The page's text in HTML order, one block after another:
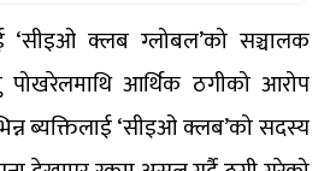
क्लब ग्लोबल’को सञ्चालक
पोखरेलमाथि आर्थिक ठगीको आरोप
ब्यक्तिलाई ‘सीइओ क्लब’को सदस्य